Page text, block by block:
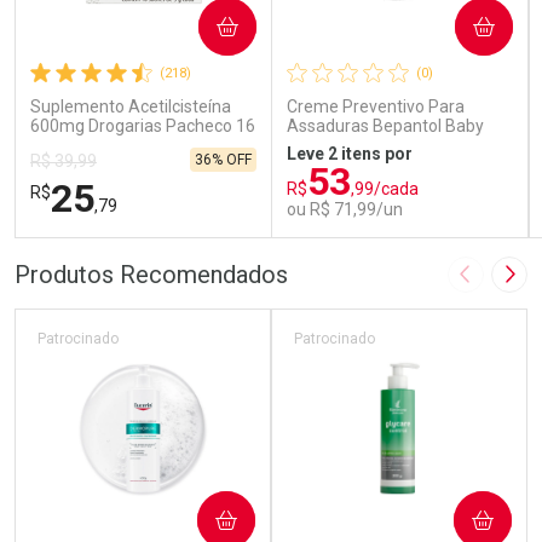
(218)
Suplemento Acetilcisteína
600mg Drogarias Pacheco 16
R$ 39,99
R$25,79
36% OFF
COMPRAR
FECHAR
FECHAR
Por Menos
(0)
Creme Preventivo Para
Assaduras Bepantol Baby
Toy Story Personagens
Sortidos 120g
Leve 2 itens por
R$53,99/cada
ou R$ 71,99/un
COMPRAR
Por Menos
Produtos Recomendados Imagem
Patrocinado
COMPRAR
Patrocinado
COMPRAR